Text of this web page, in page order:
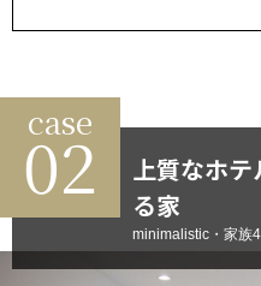
case
02
上質なホ
る家
minimalistic・家族